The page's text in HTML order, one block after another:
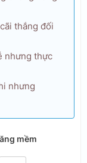
thắng đối
nhưng thực
nhưng
mềm